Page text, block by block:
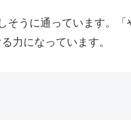
そうに通っています。「
力になっています。